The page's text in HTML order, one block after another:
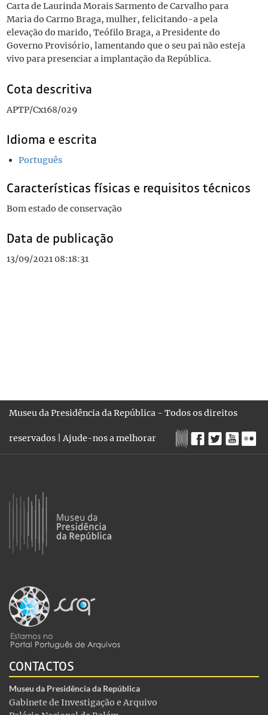
Carta de Laurinda Morais Sarmento de Carvalho para
Maria do Carmo Braga, mulher, felicitando-a pela
elevação do marido, Teófilo Braga, a Presidente do
Governo Provisório, lamentando que o seu pai não esteja
vivo para presenciar a implantação da República.
Cota descritiva
APTP/Cx168/029
Idioma e escrita
Português
Características físicas e requisitos técnicos
Bom estado de conservação
Data de publicação
13/09/2021 08:18:31
Museu da Presidência da República - Todos os direitos
reservados |Ajude-nos a melhorar
CONTACTOS
Museu da Presidência da República
Gabinete de Investigação e Arquivo